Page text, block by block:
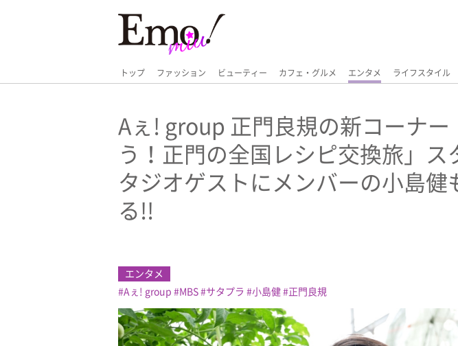
トップ ファッション ビューティー カフェ・グルメ エンタメ ライフスタイル
Aぇ! group 正門良規の新コーナー
う！正門の全国レシピ交換旅」ス
タジオゲストにメンバーの小島健
る!!
エンタメ
Aぇ! group
MBS サタプラ 小島健 正門良規